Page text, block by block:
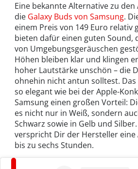
Eine bekannte Alternative zu den
die Galaxy Buds von Samsung.
einem Preis von 149 Euro relativ
bieten dafür einen guten Sound,
von Umgebungsgeräuschen
Höhen bleiben klar und klingen
hoher Lautstärke unschön – die
ohnehin nicht antun solltest.
so elegant wie bei der Apple-
Samsung einen großen Vorteil:
es nicht nur in Weiß, sondern
Schwarz sowie in Gelb und
verspricht Dir der Hersteller eine
bis zu sechs Stunden.